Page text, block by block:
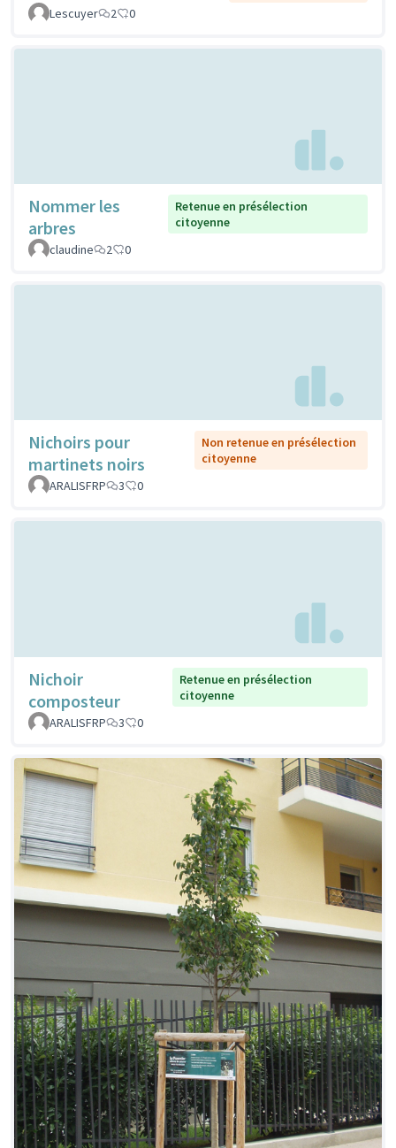
Lescuyer
2 0
Nommer les
arbres
Retenue en présélection
citoyenne
claudine
2 0
Nichoirs pour
martinets noirs
Non retenue en présélection
citoyenne
ARALISFRP
3 0
Nichoir
composteur
Retenue en présélection
citoyenne
ARALISFRP
3 0